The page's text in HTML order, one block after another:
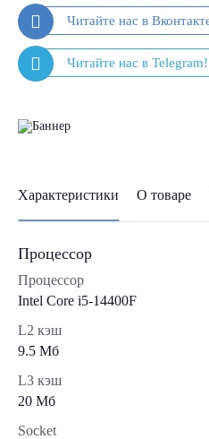
Характеристики О товаре
Процессор
Процессор
Intel Core i5-14400F
L2 кэш
9.5 Мб
L3 кэш
20 Мб
Socket